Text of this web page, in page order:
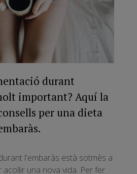
durant
important? Aquí la
per una dieta
l'embaràs està sotmès a
acollir una nova vida. Per fer